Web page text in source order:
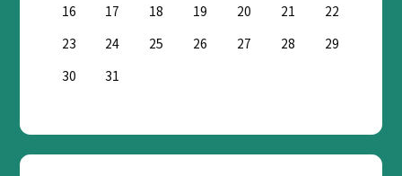
16
17 18 19 20 21
22
23
24 25 26 27 28
29
30
31